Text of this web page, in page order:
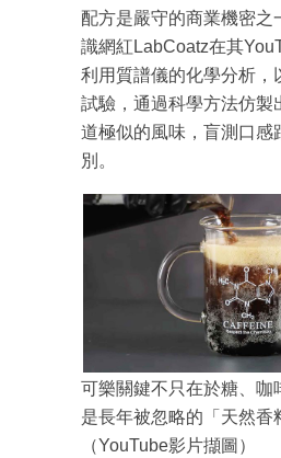
配方是嚴守的商業機密之
識網紅LabCoatz在其
利用質譜儀的化學分析，
試驗，通過科學方法仿製
道極似的風味，盲測口感
別。
可樂關鍵不只在於糖、咖
是長年被忽略的「天然香
（YouTube影片擷圖）